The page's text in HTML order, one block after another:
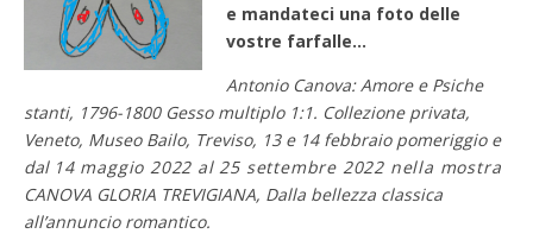
e mandateci una foto delle
vostre farfalle…
Antonio Canova: Amore e Psiche
stanti, 1796-1800 Gesso multiplo 1:1. Collezione privata,
Veneto, Museo Bailo, Treviso, 13 e 14 febbraio pomeriggio e
dal 14 maggio 2022 al 25 settembre 2022 nella mostra
CANOVA GLORIA TREVIGIANA, Dalla bellezza classica
all’annuncio romantico.